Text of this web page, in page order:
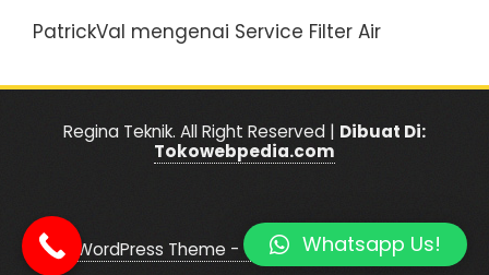
PatrickVal mengenai Service Filter Air
Regina Teknik. All Right Reserved | Dibuat Di:
Tokowebpedia.com
WordPress Theme - Totalby HashThemes
Whatsapp Us!